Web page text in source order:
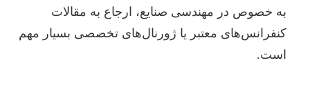
به خصوص در مهندسی صنایع، ارجاع به مقالات
کنفرانس‌های معتبر یا ژورنال‌های تخصصی بسیار مهم
است.